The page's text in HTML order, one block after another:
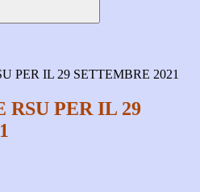
PER IL 29 SETTEMBRE 2021
RSU PER IL 29